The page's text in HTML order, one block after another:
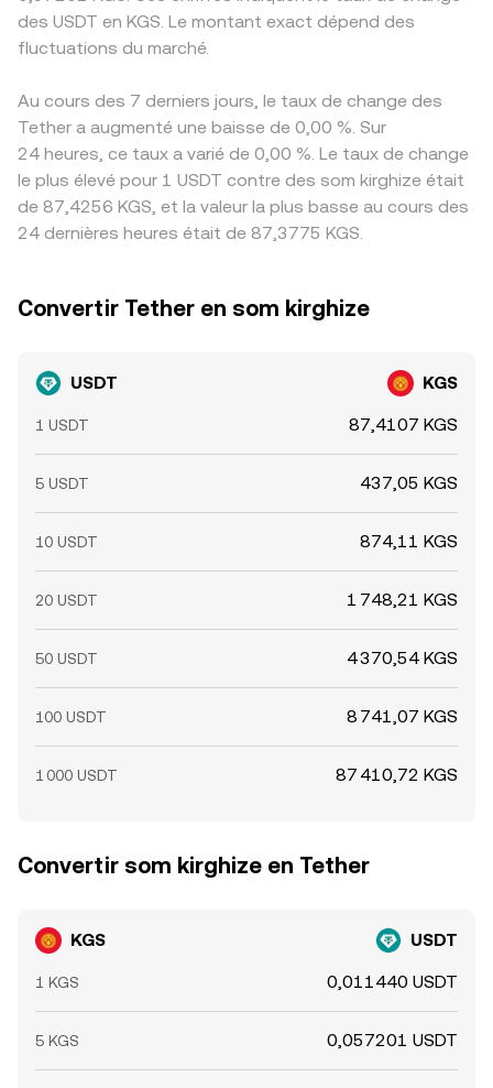
des USDT en KGS. Le montant exact dépend des
fluctuations du marché.
Au cours des 7 derniers jours, le taux de change des
Tether a augmenté une baisse de 0,00 %. Sur
24 heures, ce taux a varié de 0,00 %. Le taux de change
le plus élevé pour 1 USDT contre des som kirghize était
de 87,4256 KGS, et la valeur la plus basse au cours des
24 dernières heures était de 87,3775 KGS.
Convertir Tether en som kirghize
USDT KGS
1 USDT 87,4107 KGS
5 USDT 437,05 KGS
10 USDT 874,11 KGS
20 USDT 1 748,21 KGS
50 USDT 4 370,54 KGS
100 USDT 8 741,07 KGS
1 000 USDT 87 410,72 KGS
Convertir som kirghize en Tether
KGS USDT
1 KGS 0,011440 USDT
5 KGS 0,057201 USDT